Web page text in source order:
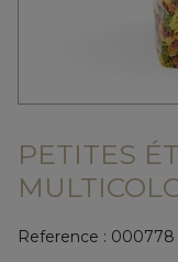
PETITES
Reference : 000778